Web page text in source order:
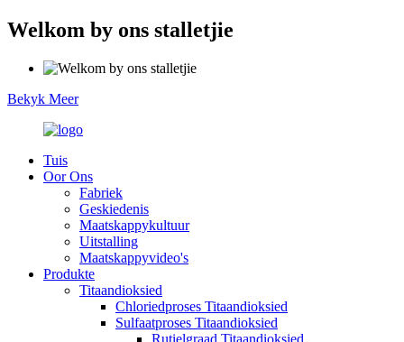
Welkom by ons stalletjie
Bekyk Meer
Tuis
Oor Ons
Fabriek
Geskiedenis
Maatskappykultuur
Uitstalling
Maatskappyvideo's
Produkte
Titaandioksied
Chloriedproses Titaandioksied
Sulfaatproses Titaandioksied
Rutielgraad Titaandioksied